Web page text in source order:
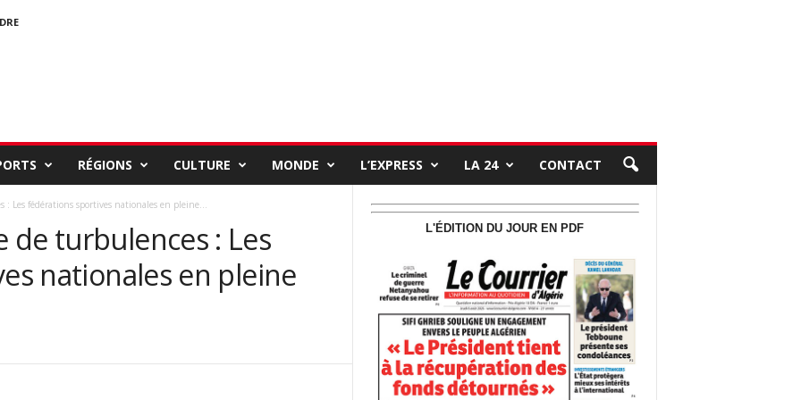
RÉGIONS CULTURE MONDE L’EXPRESS LA 24 CONTACT
: Les fédérations sportives nationales en pleine...
de turbulences : Les
nationales en pleine
L'ÉDITION DU JOUR EN PDF